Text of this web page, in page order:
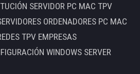
SERVIDOR PC MAC TPV
ORDENADORES PC MAC
TPV EMPRESAS
WINDOWS SERVER